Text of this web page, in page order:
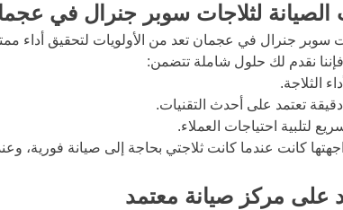
لثلاجات سوبر جنرال في
سوبر جنرال في عجمان تعد من الأولويات لتحقيق أداء
نقدم لك حلول شاملة تتضمن:
الثلاجة.
تعتمد على أحدث التقنيات.
لتلبية احتياجات العملاء.
كانت عندما كانت ثلاجتي بحاجة إلى صيانة فورية،
على مركز صيانة معتمد